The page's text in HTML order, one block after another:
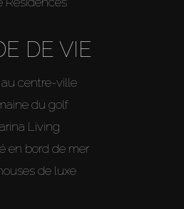
DE VIE
centre-ville
du golf
Living
en bord de mer
de luxe